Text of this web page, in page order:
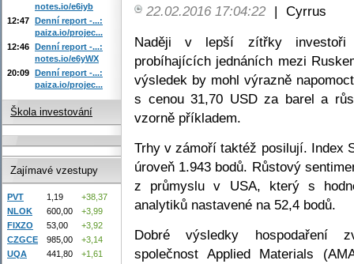
22.02.2016 17:04:22 | Cyrrus
Naději v lepší zítřky investoři
probíhajících jednáních mezi
výsledek by mohl výrazně
s cenou 31,70 USD za barel a
vzorně příkladem.
Trhy v zámoří taktéž posilují. Index
úroveň 1.943 bodů. Růstový
z průmyslu v USA, který s
analytiků nastavené na 52,4 bodů.
Dobré výsledky hospodaření
společnost Applied Materials
notes.io/e6iyb
12:47 Denní report -...:
paiza.io/projec...
12:46 Denní report -...:
notes.io/e6yWX
20:09 Denní report -...:
paiza.io/projec...
Škola investování
Zajímavé vzestupy
PVT 1,19
+38,37
NLOK
600,00
+3,99
FIXZO
53,00
+3,92
CZGCE
985,00
+3,14
UQA
441,80 +1,61